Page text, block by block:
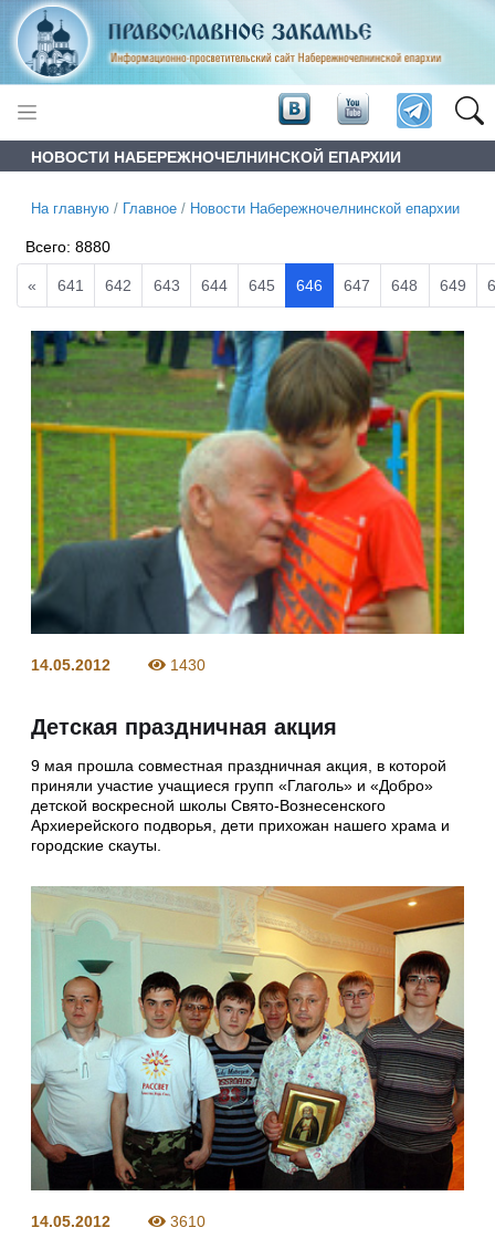
НОВОСТИ НАБЕРЕЖНОЧЕЛНИНСКОЙ ЕПАРХИИ
На главную / Главное / Новости Набережночелнинской епархии
Всего:8880
« 641 642 643 644 645 646 647 648 649
14.05.2012 1430
Детская праздничная акция
9 мая прошла совместная праздничная акция, в которой
приняли участие учащиеся групп «Глаголь» и «Добро»
детской воскресной школы Свято-Вознесенского
Архиерейского подворья, дети прихожан нашего храма и
городские скауты.
14.05.2012 3610